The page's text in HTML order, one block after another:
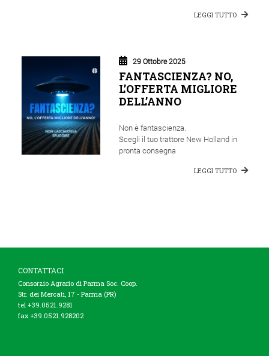
LEGGI TUTTO
29 Ottobre 2025
FANTASCIENZA? NO,
L’OFFERTA MIGLIORE
DELL’ANNO
Non è fantascienza.
Scegli il tuo trattore New Holland in
pronta consegna
LEGGI TUTTO
CONTATTACI
Consorzio Agrario di Parma Soc. Coop.
Str. dei Mercati, 17 - Parma (PR)
tel +39.0521.9281
fax +39.0521.928202